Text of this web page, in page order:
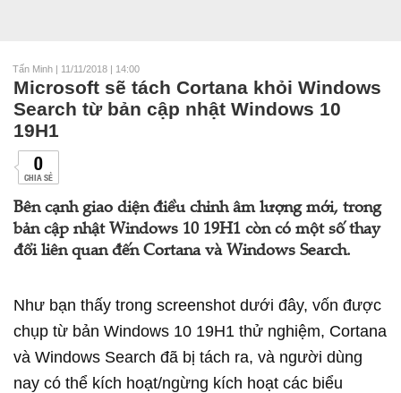
Tấn Minh | 11/11/2018 | 14:00
Microsoft sẽ tách Cortana khỏi Windows
Search từ bản cập nhật Windows 10
19H1
0
CHIA SẺ
Bên cạnh giao diện điều chỉnh âm lượng mới, trong
bản cập nhật Windows 10 19H1 còn có một số thay
đổi liên quan đến Cortana và Windows Search.
Như bạn thấy trong screenshot dưới đây, vốn được
chụp từ bản Windows 10 19H1 thử nghiệm, Cortana
và Windows Search đã bị tách ra, và người dùng
nay có thể kích hoạt/ngừng kích hoạt các biểu